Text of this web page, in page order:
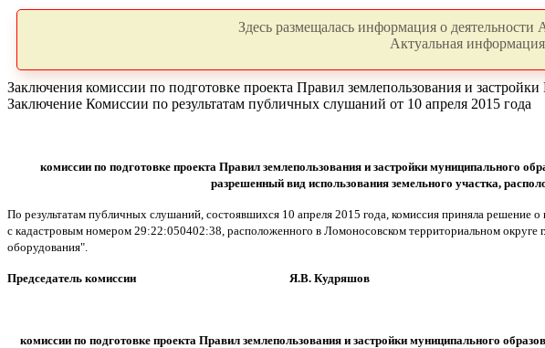
Здесь размещалась информация о
Актуальная
Заключения комиссии по подготовке проекта Правил землепользования и
Заключение Комиссии по результатам публичных слушаний от 10 апреля 2015 года
комиссии по подготовке проекта Правил землепользования и застройки муниципального
разрешенный вид использования земельного участка,
По результатам публичных слушаний, состоявшихся 10 апреля 2015 года, комиссия приняла решение
с кадастровым номером 29:22:050402:38, расположенного в Ломоносовском территориальном округе
оборудования".
Председатель комиссии Я.В. Кудряшов
комиссии по подготовке проекта Правил землепользования и застройки муниципального